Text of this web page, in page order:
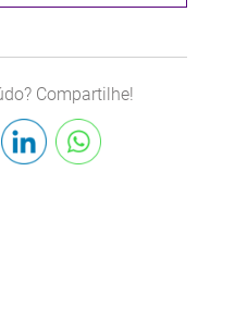
Compartilhe!